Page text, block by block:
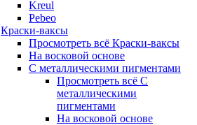
Kreul
Pebeo
Краски-ваксы
Просмотреть всё Краски-ваксы
На восковой основе
С металлическими пигментами
Просмотреть всё С
металлическими
пигментами
На восковой основе